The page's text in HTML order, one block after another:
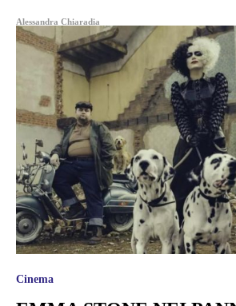
Alessandra Chiaradia
Cinema